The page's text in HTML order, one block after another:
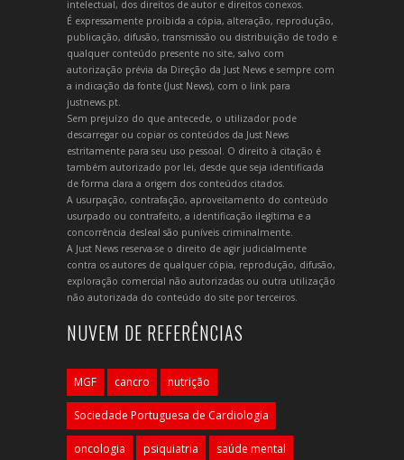
intelectual, dos direitos de autor e direitos conexos.
É expressamente proibida a cópia, alteração, reprodução,
publicação, difusão, transmissão ou distribuição de todo e
qualquer conteúdo presente no site, salvo com
autorização prévia da Direção da Just News e sempre com
a indicação da fonte (Just News), com o link para
justnews.pt.
Sem prejuízo do que antecede, o utilizador pode
descarregar ou copiar os conteúdos da Just News
estritamente para seu uso pessoal. O direito à citação é
também autorizado por lei, desde que seja identificada
de forma clara a origem dos conteúdos citados.
A usurpação, contrafação, aproveitamento do conteúdo
usurpado ou contrafeito, a identificação ilegítima e a
concorrência desleal são puníveis criminalmente.
A Just News reserva-se o direito de agir judicialmente
contra os autores de qualquer cópia, reprodução, difusão,
exploração comercial não autorizadas ou outra utilização
não autorizada do conteúdo do site por terceiros.
NUVEM DE REFERÊNCIAS
MGF cancro nutrição
Sociedade Portuguesa de Cardiologia
oncologia psiquiatria saúde mental